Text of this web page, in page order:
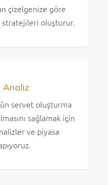
çizelgenize göre
stratejileri oluşturur.
Analiz
servet oluşturma
sağlamak için
ve piyasa